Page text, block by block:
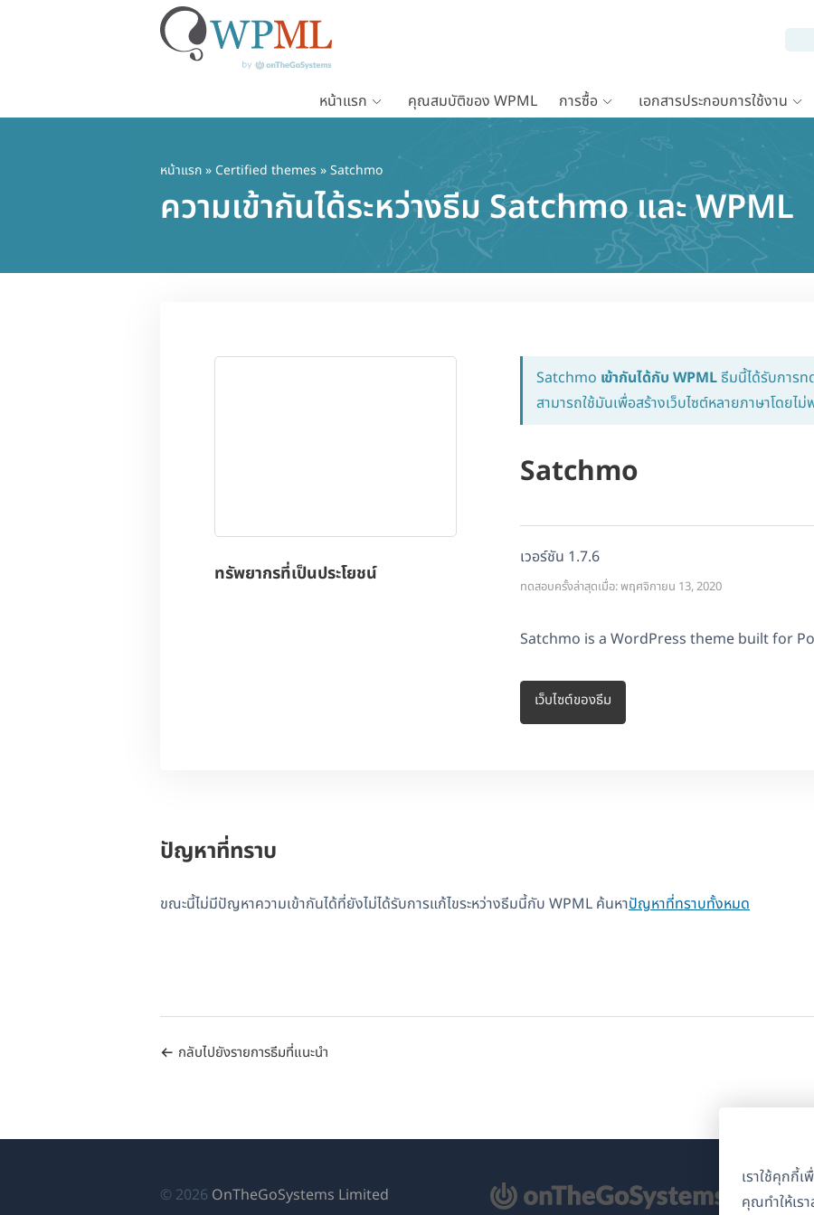
เราใช้คุกกี้
คุณทำให้เร
หน้าแรก คุณสมบัติของ WPML การซื้อ เอกสารประกอบการใช้งาน
หน้าแรก» Certified themes » Satchmo
ความเข้ากันได้ระหว่างธีม Satchmo และ WPML
ทรัพยากรที่เป็นประโยชน์
Satchmo เข้ากันได้กับ WPMLธีมนี้ได้รับการ
สามารถใช้มันเพื่อสร้างเว็บไซต์หลายภาษาโดยไ
Satchmo
เวอร์ชัน 1.7.6
ทดสอบครั้งล่าสุดเมื่อ: พฤศจิกายน 13, 2020
Satchmo is a WordPress theme built for
เว็บไซต์ของธีม
ปัญหาที่ทราบ
ขณะนี้ไม่มีปัญหาความเข้ากันได้ที่ยังไม่ได้รับการแก้ไขระหว่างธีมนี้กับ WPML ค้นหาปัญหาที่ทราบทั้งหมด
กลับไปยังรายการธีมที่แนะนำ
© 2026 OnTheGoSystems Limited